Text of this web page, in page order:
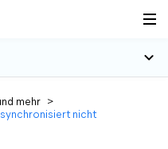
mehr
>
nicht